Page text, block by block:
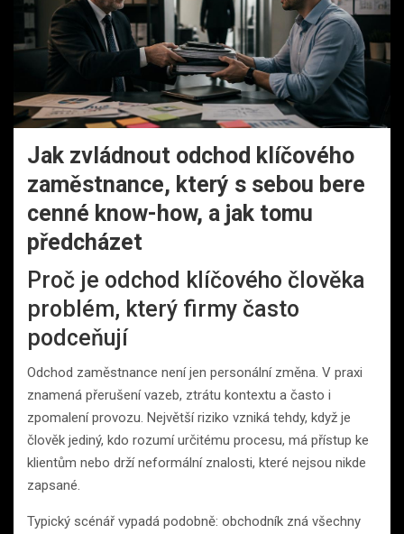
Jak zvládnout odchod klíčového
zaměstnance, který s sebou bere
cenné know-how, a jak tomu
předcházet
Proč je odchod klíčového člověka
problém, který firmy často
podceňují
Odchod zaměstnance není jen personální změna. V praxi
znamená přerušení vazeb, ztrátu kontextu a často i
zpomalení provozu. Největší riziko vzniká tehdy, když je
člověk jediný, kdo rozumí určitému procesu, má přístup ke
klientům nebo drží neformální znalosti, které nejsou nikde
zapsané.
Typický scénář vypadá podobně: obchodník zná všechny